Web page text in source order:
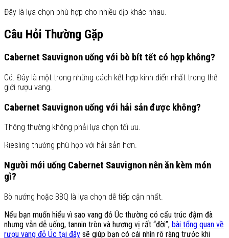
Đây là lựa chọn phù hợp cho nhiều dịp khác nhau.
Câu Hỏi Thường Gặp
Cabernet Sauvignon uống với bò bít tết có hợp không?
Có. Đây là một trong những cách kết hợp kinh điển nhất trong thế
giới rượu vang.
Cabernet Sauvignon uống với hải sản được không?
Thông thường không phải lựa chọn tối ưu.
Riesling thường phù hợp với hải sản hơn.
Người mới uống Cabernet Sauvignon nên ăn kèm món
gì?
Bò nướng hoặc BBQ là lựa chọn dễ tiếp cận nhất.
Nếu bạn muốn hiểu vì sao vang đỏ Úc thường có cấu trúc đậm đà
nhưng vẫn dễ uống, tannin tròn và hương vị rất “đời”, bài tổng quan về
rượu vang đỏ Úc tại đây sẽ giúp bạn có cái nhìn rõ ràng trước khi